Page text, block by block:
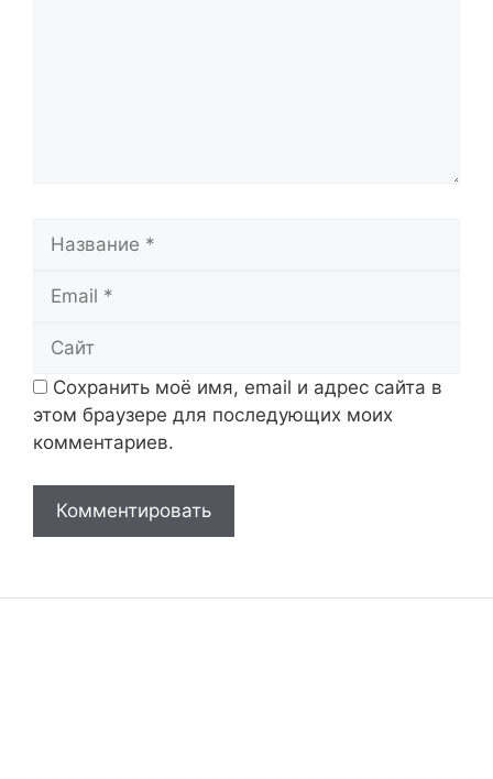
Название
Email
Сайт
Сохранить моё имя, email и адрес сайта в
этом браузере для последующих моих
комментариев.